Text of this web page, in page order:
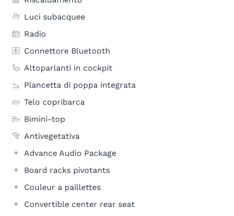
Luci subacquee
Radio
Connettore Bluetooth
Altoparlanti in cockpit
Plancetta di poppa integrata
Telo copribarca
Bimini-top
Antivegetativa
Advance Audio Package
Board racks pivotants
Couleur a paillettes
Convertible center rear seat